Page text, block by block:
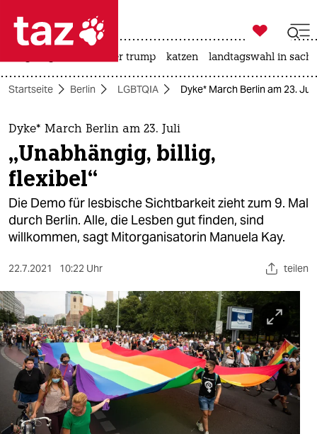
 taz zahl ich
taz zahl ich
themen
politik
öko
gesellschaft
sport
berlin
nord
wahrheit
verlag

taz zahl ich
usa unter trump katzen landtagswahl in
Startseite Berlin LGBTQIA Dyke* March Berlin am 23.
Dyke* March Berlin am 23. Juli
„Unabhängig, billig,
flexibel“
Die Demo für lesbische Sichtbarkeit zieht zum 9. Mal
durch Berlin. Alle, die Lesben gut finden, sind
willkommen, sagt Mitorganisatorin Manuela Kay.
22.7.2021 10:22 Uhr teilen